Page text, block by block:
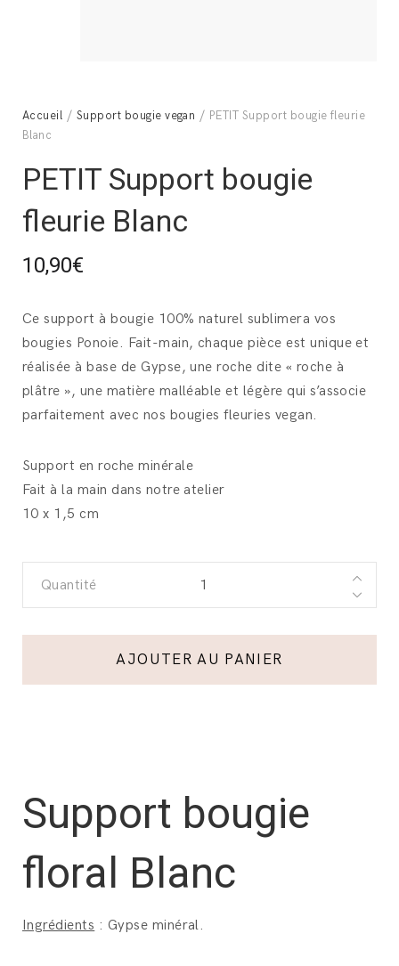
Accueil / Support bougie vegan / PETIT Support bougie fleurie
Blanc
PETIT Support bougie
fleurie Blanc
10,90€
Ce support à bougie 100% naturel sublimera vos
bougies Ponoie. Fait-main, chaque pièce est unique et
réalisée à base de Gypse, une roche dite « roche à
plâtre », une matière malléable et légère qui s’associe
parfaitement avec nos bougies fleuries vegan.
Support en roche minérale
Fait à la main dans notre atelier
10 x 1,5 cm
Quantité
AJOUTER AU PANIER
Support bougie
floral Blanc
Ingrédients : Gypse minéral.